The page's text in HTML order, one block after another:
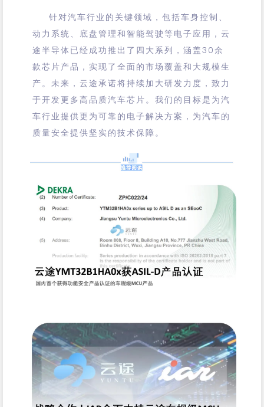
针对汽车行业的关键领域，包括车身控制、
动力系统、底盘管理和智能驾驶等电子应用，云
途半导体已经成功推出了四大系列，涵盖30余
款芯片产品，实现了全面的市场覆盖和大规模生
产。未来，云途承诺将持续加大研发力度，致力
于开发更多高品质汽车芯片。我们的目标是为汽
车行业提供更为可靠的电子解决方案，为汽车的
质量安全提供坚实的技术保障。